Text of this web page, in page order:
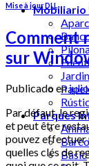
Mobiliario
Parques
Basic
Mise à jour DLL
Comment
sur
Publicado en
Par défaut, le
et peut être
pouvez effectuer
quelles clés de